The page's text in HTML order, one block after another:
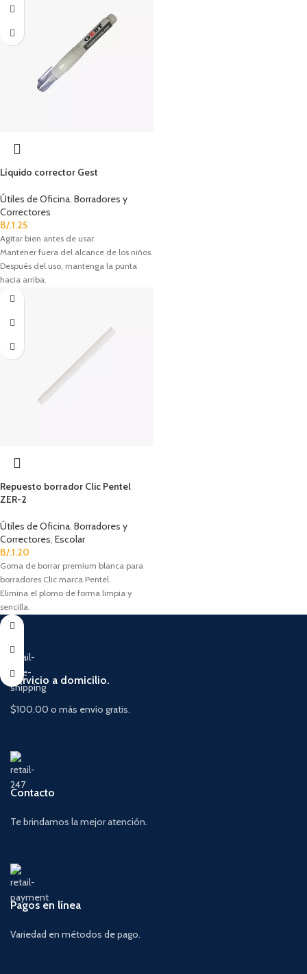
Líquido corrector Gest
Útiles de Oficina, Borradores y
Correctores
B/.1.25
Agitar bien antes de usar.
Mantener fuera del alcance de los niños.
Después del uso, mantenga la punta
hacia arriba.
Contenido: 8ml.
Repuesto borrador Clic Pentel
ZER-2
Útiles de Oficina, Borradores y
Correctores, Escolar
B/.1.20
Goma de borrar premium blanca para
borradores Clic marca Pentel.
Elimina el plomo de forma limpia y
sencilla.
Se vende por paquete de 2.
Servicio a domicilio.
$100.00 o más envío gratis.
Contacto
Te brindamos la mejor atención.
Pagos en línea
Variedad en métodos de pago.